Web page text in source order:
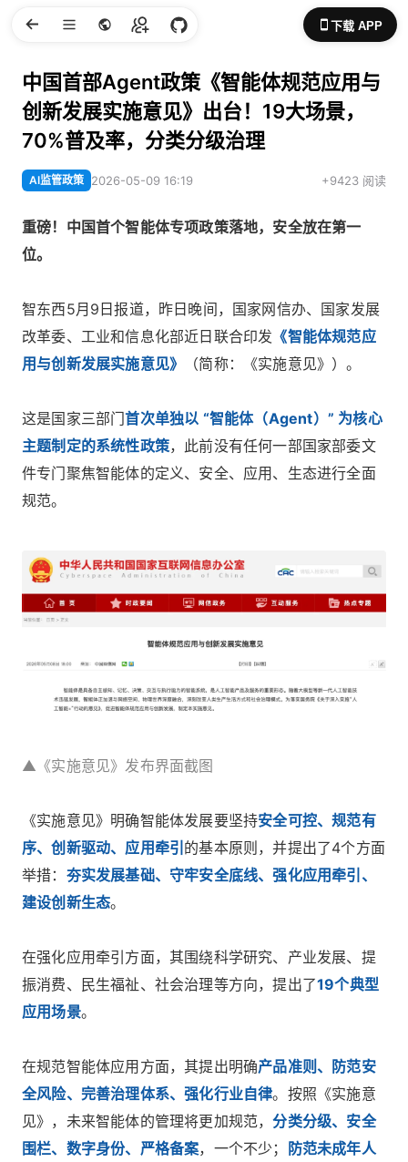
下载 APP
中国首部Agent政策《智能体规范应用与
创新发展实施意见》出台！19大场景，
70%普及率，分类分级治理
AI监管政策 2026-05-09 16:19 +9423 阅读
重磅！中国首个智能体专项政策落地，安全放在第一
位。
智东西5月9日报道，昨日晚间，国家网信办、国家发展
改革委、工业和信息化部近日联合印发 《智能体规范应
用与创新发展实施意见》
（简称：《实施意见》）。
这是国家三部门首次单独以 “智能体（Agent）” 为核心
主题制定的系统性政策，此前没有任何一部国家部委文
件专门聚焦智能体的定义、安全、应用、生态进行全面
规范。
▲《实施意见》发布界面截图
《实施意见》明确智能体发展要坚持安全可控、规范有
序、创新驱动、应用牵引 的基本原则，并提出了4个方面
举措： 夯实发展基础、守牢安全底线、强化应用牵引、
建设创新生态。
在强化应用牵引方面，其围绕科学研究、产业发展、提
振消费、民生福祉、社会治理等方向，提出了19个典型
应用场景。
在规范智能体应用方面，其提出明确产品准则、防范安
全风险、完善治理体系、强化行业自律。按照《实施意
见》，未来智能体的管理将更加规范，分类分级、安全
围栏、数字身份、严格备案，一个不少；
防范未成年人